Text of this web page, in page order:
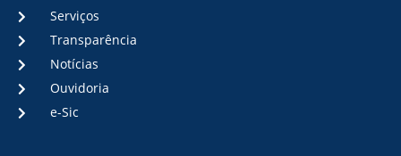
Serviços
Transparência
Notícias
Ouvidoria
e-Sic